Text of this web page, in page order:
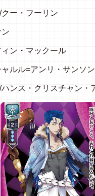
/クー・フーリン
ィン・マックール
ャルル=アンリ・サンソン
/ハンス・クリスチャン・